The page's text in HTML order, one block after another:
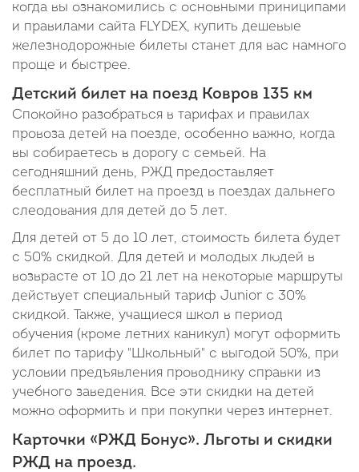
когда вы ознакомились с основными приниципами
и правилами сайта FLYDEX, купить дешевые
железнодорожные билеты станет для вас намного
проще и быстрее.
Детский билет на поезд Ковров 135 км
Спокойно разобраться в тарифах и правилах
провоза детей на поезде, особенно важно, когда
вы собираетесь в дорогу с семьей. На
сегодняшний день, РЖД предоставляет
бесплатный билет на проезд в поездах дальнего
слеодования для детей до 5 лет.
Для детей от 5 до 10 лет, стоимость билета будет
с 50% скидкой. Для детей и молодых людей в
возврасте от 10 до 21 лет на некоторые маршруты
действует специальный тариф Junior c 30%
скидкой. Также, учащиеся школ в период
обучения (кроме летних каникул) могут оформить
билет по тарифу "Школьный" с выгодой 50%, при
условии предъявления проводнику справки из
учебного заведения. Все эти скидки на детей
можно оформить и при покупки через интернет.
Карточки «РЖД Бонус». Льготы и скидки
РЖД на проезд.